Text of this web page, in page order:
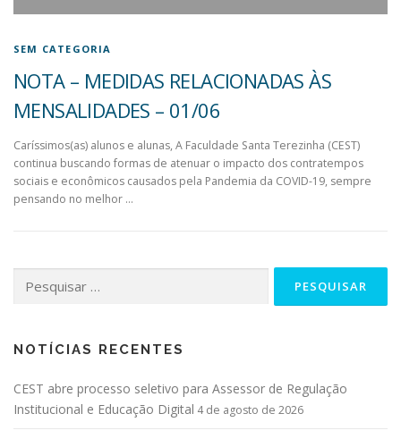
SEM CATEGORIA
NOTA – MEDIDAS RELACIONADAS ÀS
MENSALIDADES – 01/06
Caríssimos(as) alunos e alunas, A Faculdade Santa Terezinha (CEST)
continua buscando formas de atenuar o impacto dos contratempos
sociais e econômicos causados pela Pandemia da COVID-19, sempre
pensando no melhor …
NOTÍCIAS RECENTES
CEST abre processo seletivo para Assessor de Regulação
Institucional e Educação Digital 4 de agosto de 2026